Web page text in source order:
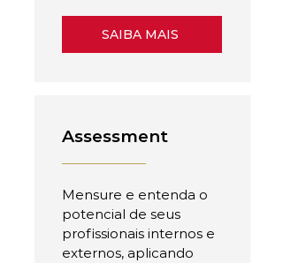
SAIBA MAIS
Assessment
Mensure e entenda o
potencial de seus
profissionais internos e
externos, aplicando